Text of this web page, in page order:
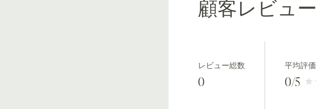
顧客レビュー
レビュー総数
0
平均評価
0/5